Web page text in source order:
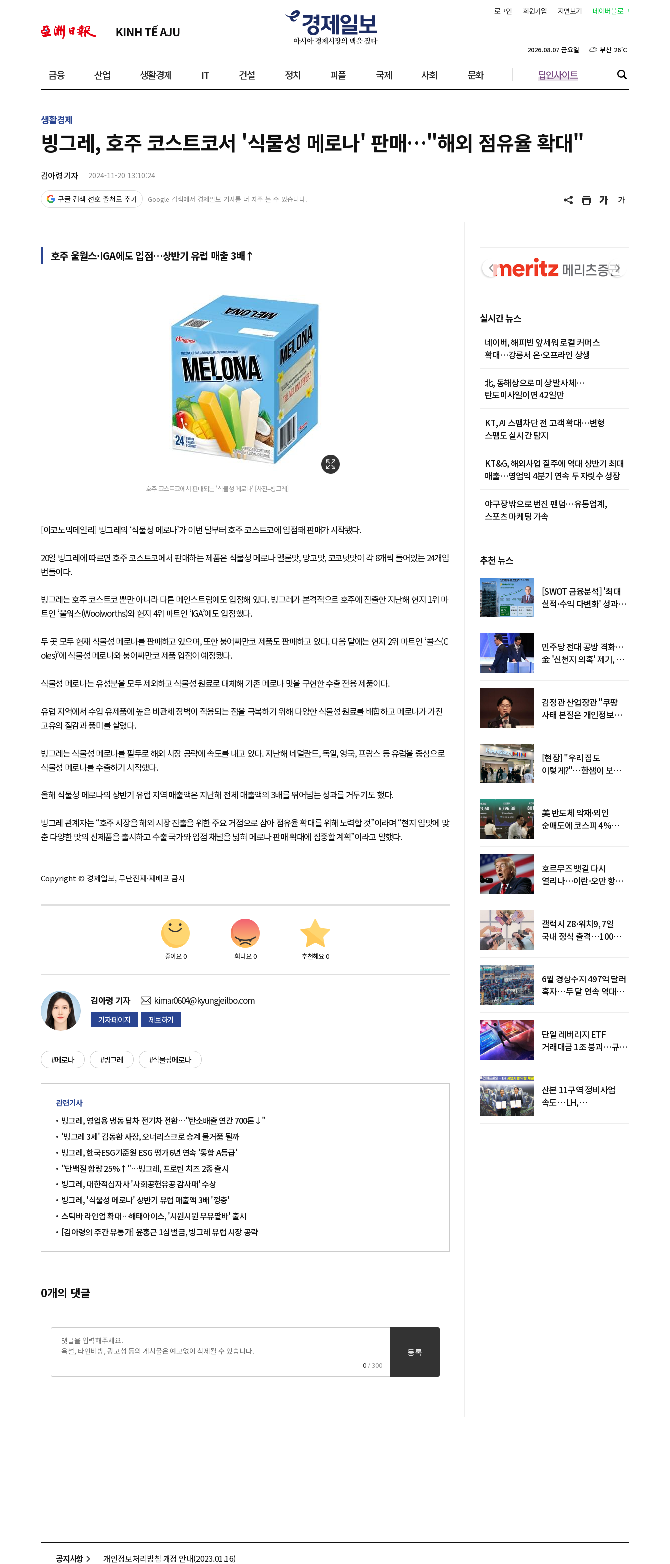
로그인 회원가입 지면보기 네이버블로그
금융 산업 생활경제 IT 건설 정치 피플 국제 사회 문화 딥인사이트
2026.08.07 금요일 대구 23˚C
인천 28˚C
제주 28˚C
생활경제
빙그레, 호주 코스트코서 '식물성 메로나' 판매…"해외 점유율 확대"
김아령 기자 2024-11-20 13:10:24
구글 검색 선호 출처로 추가 Google 검색에서 경제일보 기사를 더 자주 볼 수 있습니다.
호주 울월스·IGA에도 입점…상반기 유럽 매출 3배↑
호주 코스트코에서 판매되는 '식물성 메로나' [사진=빙그레]
[이코노믹데일리] 빙그레의 ‘식물성 메로나’가 이번 달부터 호주 코스트코에 입점돼 판매가 시작됐다.
20일 빙그레에 따르면 호주 코스트코에서 판매하는 제품은 식물성 메로나 멜론맛, 망고맛, 코코넛맛이 각 8개씩 들어있는 24개입
번들이다.
빙그레는 호주 코스트코 뿐만 아니라 다른 메인스트림에도 입점해 있다. 빙그레가 본격적으로 호주에 진출한 지난해 현지 1위 마
트인 ‘울워스(Woolworths)와 현지 4위 마트인 ‘IGA’에도 입점했다.
두 곳 모두 현재 식물성 메로나를 판매하고 있으며, 또한 붕어싸만코 제품도 판매하고 있다. 다음 달에는 현지 2위 마트인 ‘콜스(C
oles)’에 식물성 메로나와 붕어싸만코 제품 입점이 예정됐다.
식물성 메로나는 유성분을 모두 제외하고 식물성 원료로 대체해 기존 메로나 맛을 구현한 수출 전용 제품이다.
유럽 지역에서 수입 유제품에 높은 비관세 장벽이 적용되는 점을 극복하기 위해 다양한 식물성 원료를 배합하고 메로나가 가진
고유의 질감과 풍미를 살렸다.
빙그레는 식물성 메로나를 필두로 해외 시장 공략에 속도를 내고 있다. 지난해 네덜란드, 독일, 영국, 프랑스 등 유럽을 중심으로
식물성 메로나를 수출하기 시작했다.
올해 식물성 메로나의 상반기 유럽 지역 매출액은 지난해 전체 매출액의 3배를 뛰어넘는 성과를 거두기도 했다.
빙그레 관계자는 “호주 시장을 해외 시장 진출을 위한 주요 거점으로 삼아 점유율 확대를 위해 노력할 것”이라며 “현지 입맛에 맞
춘 다양한 맛의 신제품을 출시하고 수출 국가와 입점 채널을 넓혀 메로나 판매 확대에 집중할 계획”이라고 말했다.
Copyright © 경제일보, 무단전재·재배포 금지
좋아요 0 화나요 0 추천해요 0
김아령 기자 kimar0604@kyungjeilbo.com
기자페이지 제보하기
#메로나 #빙그레 #식물성메로나
관련기사
빙그레, 영업용 냉동 탑차 전기차 전환…"탄소배출 연간 700톤↓"
'빙그레 3세' 김동환 사장, 오너리스크로 승계 물거품 될까
빙그레, 한국ESG기준원 ESG 평가 6년 연속 '통합 A등급'
"단백질 함량 25%↑"…빙그레, 프로틴 치즈 2종 출시
빙그레, 대한적십자사 '사회공헌유공 감사패' 수상
빙그레, '식물성 메로나' 상반기 유럽 매출액 3배 '껑충'
스틱바 라인업 확대…해태아이스, '시원시원 우유팥바' 출시
[김아령의 주간 유통가] 윤홍근 1심 벌금, 빙그레 유럽 시장 공략
0개의 댓글
0 / 300
등록
실시간 뉴스
네이버, 해피빈 앞세워 로컬 커머스
확대…강릉서 온·오프라인 상생
北, 동해상으로 미상 발사체…
탄도미사일이면 42일만
KT, AI 스팸차단 전 고객 확대…변형
스팸도 실시간 탐지
KT&G, 해외사업 질주에 역대 상반기 최대
매출…영업익 4분기 연속 두 자릿수 성장
야구장 밖으로 번진 팬덤…유통업계,
스포츠 마케팅 가속
추천 뉴스
[SWOT 금융분석] '최대
실적·수익 다변화' 성과…
민주당 전대 공방 격화…
金 '신천지 의혹' 제기, 鄭
김정관 산업장관 "쿠팡
사태 본질은 개인정보
[현장] "우리 집도
이렇게?"…한샘이 보여준
美 반도체 악재·외인
순매도에 코스피 4%
호르무즈 뱃길 다시
열리나…이란·오만 항로
갤럭시 Z8·워치9, 7일
국내 정식 출격…100개국
6월 경상수지 497억 달러
흑자…두 달 연속 역대
단일 레버리지 ETF
거래대금 1조 붕괴…규제
산본 11구역 정비사업
속도…LH,
공지사항 개인정보처리방침 개정 안내(2023.01.16)